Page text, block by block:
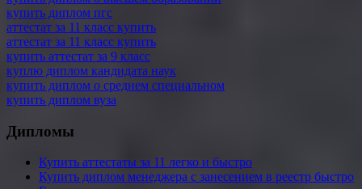
купить диплом пгс
аттестат за 11 класс купить
аттестат за 11 класс купить
купить аттестат за 9 класс
куплю диплом кандидата наук
купить диплом о среднем специальном
купить диплом вуза
Дипломы
Купить аттестаты за 11 легко и быстро
Купить диплом менеджера с занесением в реестр быстро